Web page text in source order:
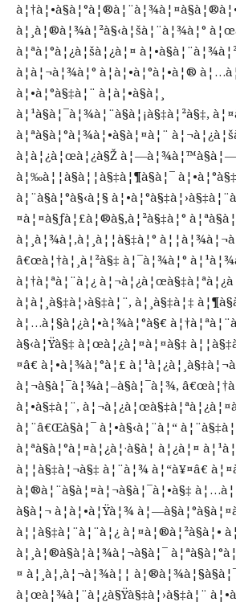
à¦¸à¦®à¦¾à¦²à§‹à¦šà¦¨à¦¾à¦°
à¦ªà¦°à¦¿à¦šà¦¿à¦¤
à¦à¦¬à¦¾à¦° à¦à¦•à¦°à¦•à¦®
à¦•à¦°à§‡à¦¨ à¦à¦•à§à¦¸
à¦¹à§à¦¯à¦¾à¦¨à§à¦¡à§‡à¦²à§‡,
à¦ªà§à¦°à¦¾à¦•à§à¦¤à¦¨
à¦­à¦¿à¦œà¦¿à§Ž
à¦‰à¦¦à§à¦¦à§‡à¦¶à§à¦¯
à¦¨à§à¦°à§‹à¦§
¤à¦¤à§ƒà¦£à¦®à§‚à¦²à§‡à¦°
à¦¸à¦¾à¦‚à¦¸à¦¦à§‡à¦°
â€œà¦†à¦¸à¦²à§‡ à¦¯à¦¾à¦°
à¦†à¦ªà¦¨à¦¿
à¦à¦¸à§‡à¦›à§‡à¦¨, à¦¸à§‡à¦‡
à¦…à¦§à¦¿à¦•à¦¾à¦°à§€
à§‹à¦Ÿà§‡ à¦œà¦¿à¦¤à¦¤à§‡
¤â€ à¦•à¦¾à¦°à¦£
à¦¬à§à¦¯à¦¾à¦–à§à¦¯à¦¾,
à¦•à§‡à¦¨,
à¦¨â€Œà§à¦¯ à¦•à§‹à¦¨à¦“
à¦ªà§à¦°à¦¤à¦¿à¦·à§à¦ à¦¿à¦¤
à¦¦à§‡à¦¬à§‡ à¦¨à¦¾ à¦“à¥¤â€
à¦®à¦¨à§à¦¤à¦¬à§à¦¯à¦•à§‡
à§à¦¬ à¦à¦•à¦Ÿà¦¾
à¦¦à§‡à¦¨à¦¨à¦¿ à¦¤à¦®à¦²à§à¦•
à¦¸à¦®à§à¦­à¦¾à¦¬à§à¦¯
¤ à¦¸à¦‚à¦¬à¦¾à¦¦
à¦œà¦¾à¦¨à¦¿à§Ÿà§‡à¦›à§‡à¦¨